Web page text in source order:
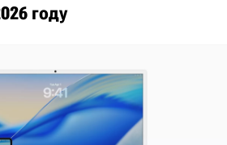
году